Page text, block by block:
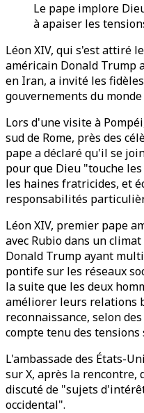
Le pape implore
à apaiser les
Léon XIV, qui s'est attiré
américain Donald Trump
en Iran, a invité les
gouvernements du
Lors d'une visite à
sud de Rome, près des
pape a déclaré qu'il se
pour que Dieu "touche
les haines fratricides, et
responsabilités
Léon XIV, premier pape
avec Rubio dans un
Donald Trump ayant
pontife sur les réseaux
la suite que les deux
améliorer leurs relations
reconnaissance, selon
compte tenu des
L'ambassade des États-
sur X, après la rencontre,
discuté de "sujets
occidental".